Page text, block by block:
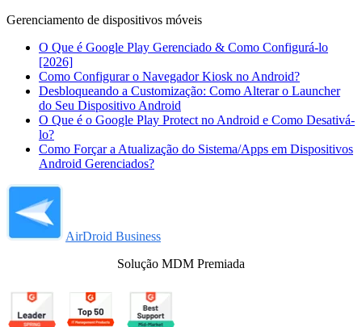
Gerenciamento de dispositivos móveis
O Que é Google Play Gerenciado & Como Configurá-lo
[2026]
Como Configurar o Navegador Kiosk no Android?
Desbloqueando a Customização: Como Alterar o Launcher
do Seu Dispositivo Android
O Que é o Google Play Protect no Android e Como Desativá-
lo?
Como Forçar a Atualização do Sistema/Apps em Dispositivos
Android Gerenciados?
AirDroid Business
Solução MDM Premiada